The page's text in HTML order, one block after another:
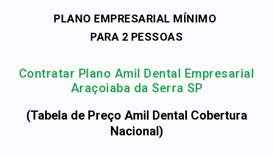
PLANO EMPRESARIAL MÍNIMO
PARA 2 PESSOAS
Contratar Plano Amil Dental Empresarial
Araçoiaba da Serra SP
(Tabela de Preço Amil Dental Cobertura
Nacional)